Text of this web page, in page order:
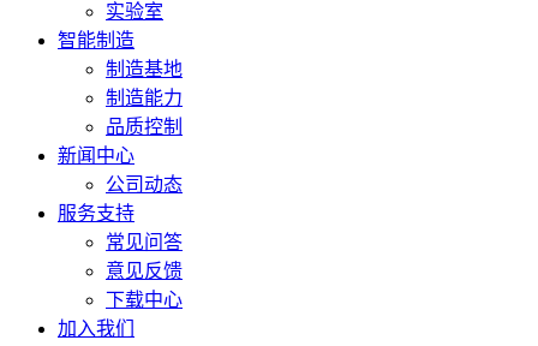
实验室
智能制造
制造基地
制造能力
品质控制
新闻中心
公司动态
服务支持
常见问答
意见反馈
下载中心
加入我们